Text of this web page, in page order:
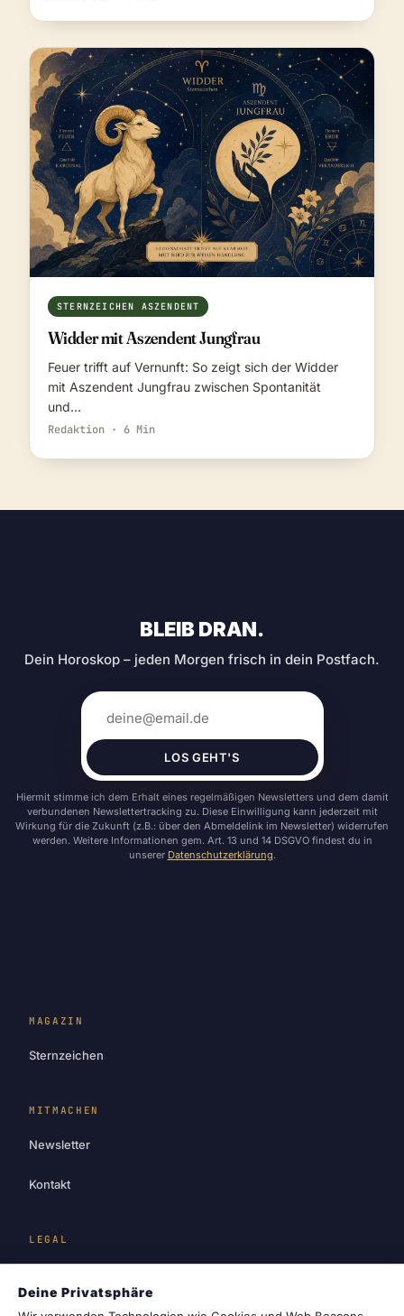
STERNZEICHEN ASZENDENT
Widder mit Aszendent Jungfrau
Feuer trifft auf Vernunft: So zeigt sich der Widder
mit Aszendent Jungfrau zwischen Spontanität
und…
Redaktion · 6 Min
BLEIB DRAN.
Dein Horoskop – jeden Morgen frisch in dein Postfach.
LOS GEHT'S
Hiermit stimme ich dem Erhalt eines regelmäßigen Newsletters und dem damit
verbundenen Newslettertracking zu. Diese Einwilligung kann jederzeit mit
Wirkung für die Zukunft (z.B.: über den Abmeldelink im Newsletter) widerrufen
werden. Weitere Informationen gem. Art. 13 und 14 DSGVO findest du in
unserer Datenschutzerklärung.
MAGAZIN
Sternzeichen
MITMACHEN
Newsletter
Kontakt
LEGAL
Deine Privatsphäre